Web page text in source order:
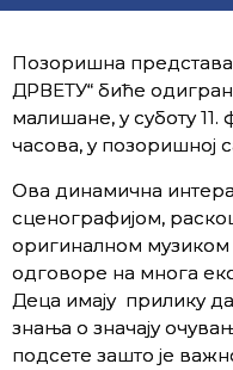
Позоришна
ДРВЕТУ“ биће
малишане, у суботу 11.
часова, у позоришној
Ова динамична
сценографијом,
оригиналном музиком
одговоре на многа
Деца имају прилику
знања о значају
подсете зашто је